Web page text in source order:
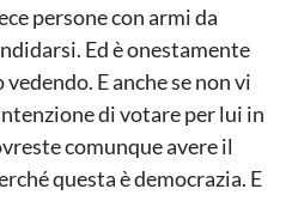
persone con armi da
Ed è onestamente
E anche se non vi
di votare per lui in
comunque avere il
questa è democrazia. E